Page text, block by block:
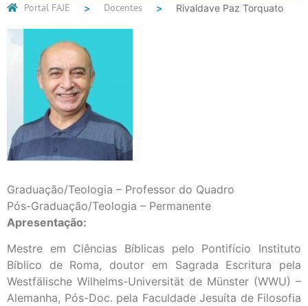
Portal FAJE Docentes Rivaldave Paz Torquato
Graduação/Teologia – Professor do Quadro
Pós-Graduação/Teologia – Permanente
Apresentação:
Mestre em Ciências Bíblicas pelo Pontifício Instituto
Bíblico de Roma, doutor em Sagrada Escritura pela
Westfälische Wilhelms-Universität de Münster (WWU) –
Alemanha, Pós-Doc. pela Faculdade Jesuíta de Filosofia